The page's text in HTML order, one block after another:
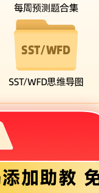
写作词汇搭配
羊驼PTE词根词缀大全
羊驼PTE数字反应能
为什么听不懂SST？